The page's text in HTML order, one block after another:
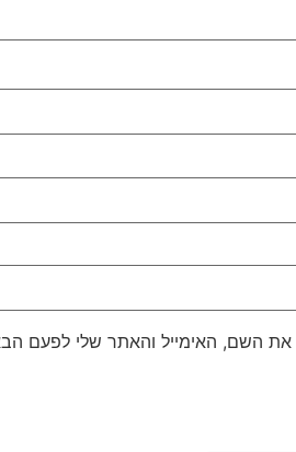
את השם, האימייל והאתר שלי לפעם